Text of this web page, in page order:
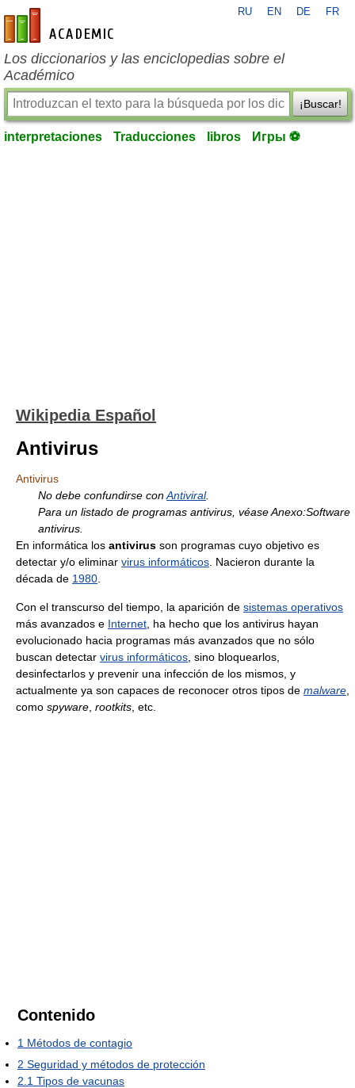
es-academic.com
RU EN DE FR
Los diccionarios y las enciclopedias sobre el
Académico
¡Buscar!
interpretaciones Traducciones libros Игры ⚽
Wikipedia Español
Antivirus
Antivirus
No debe confundirse conAntiviral.
Para un listado de programas antivirus, véase Anexo:Software
antivirus.
En informática los antivirus son programas cuyo objetivo es
detectar y/o eliminar virus informáticos . Nacieron durante la
década de 1980
Con el transcurso del tiempo, la aparición de sistemas operativos
más avanzados e Internet , ha hecho que los antivirus hayan
evolucionado hacia programas más avanzados que no sólo
buscan detectar virus informáticos , sino bloquearlos,
desinfectarlos y prevenir una infección de los mismos, y
actualmente ya son capaces de reconocer otros tipos de malware
como spyware rootkits , etc.
Contenido
1 Métodos de contagio
2 Seguridad y métodos de protección
2.1 Tipos de vacunas